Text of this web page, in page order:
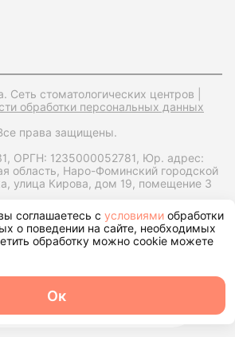
Сеть стоматологических центров |
обработки персональных данных
права защищены.
ОРГН: 1235000052781, Юр. адрес:
область, Наро-Фоминский городской
улица Кирова, дом 19, помещение 3
на налоговый вычет
соглашаетесь с условиями обработки
о поведении на сайте, необходимых
обработку можно cookie можете
Ок